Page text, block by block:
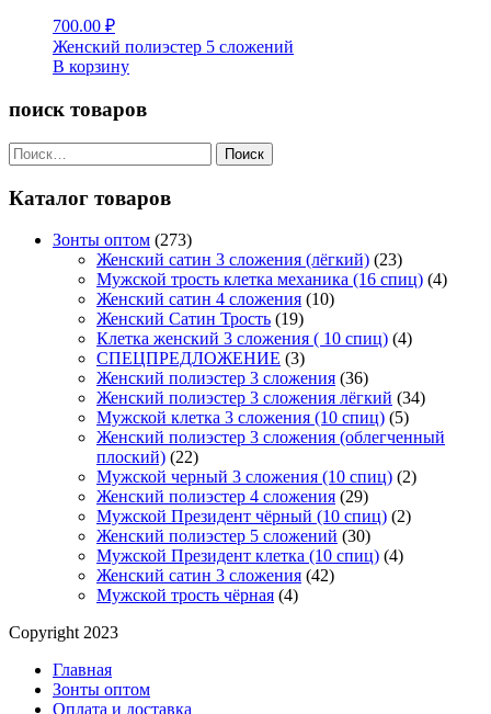
700.00 ₽
Женский полиэстер 5 сложений
В корзину
поиск товаров
Найти:
Каталог товаров
Зонты оптом (273)
Женский сатин 3 сложения (лёгкий) (23)
Мужской трость клетка механика (16 спиц) (4)
Женский сатин 4 сложения (10)
Женский Сатин Трость (19)
Клетка женский 3 сложения ( 10 спиц) (4)
СПЕЦПРЕДЛОЖЕНИЕ (3)
Женский полиэстер 3 сложения (36)
Женский полиэстер 3 сложения лёгкий (34)
Мужской клетка 3 сложения (10 спиц) (5)
Женский полиэстер 3 сложения (облегченный
плоский) (22)
Мужской черный 3 сложения (10 спиц) (2)
Женский полиэстер 4 сложения (29)
Мужской Президент чёрный (10 спиц) (2)
Женский полиэстер 5 сложений (30)
Мужской Президент клетка (10 спиц) (4)
Женский сатин 3 сложения (42)
Мужской трость чёрная (4)
Copyright 2023
Главная
Зонты оптом
Оплата и доставка